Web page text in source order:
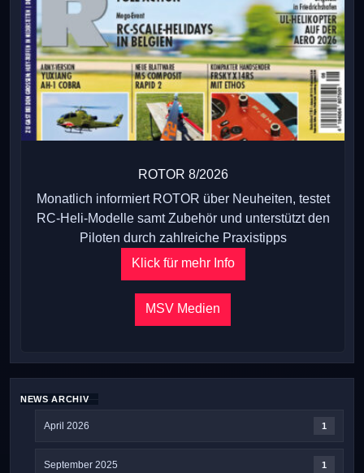
ROTOR 8/2026
Monatlich informiert ROTOR über Neuheiten, testet
RC-Heli-Modelle samt Zubehör und unterstützt den
Piloten durch zahlreiche Praxistipps
Klick für mehr Info
MSV Medien
NEWS ARCHIV
April 2026 1
September 2025 1